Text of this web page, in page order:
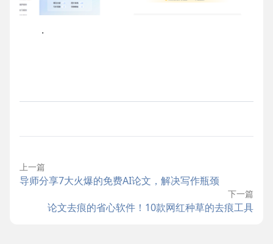
·
上一篇
导师分享7大火爆的免费AI论文，解决写作瓶颈
下一篇
论文去痕的省心软件！10款网红种草的去痕工具